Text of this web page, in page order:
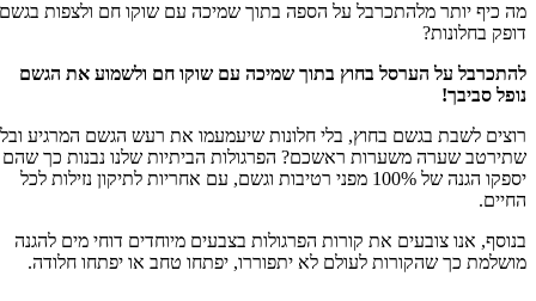
מה כיף יותר מלהתכרבל על הספה בתוך שמיכה עם שוקו חם ולצפות בגשם
דופק בחלונות?
להתכרבל על הערסל בחוץ בתוך שמיכה עם שוקו חם ולשמוע את הגשם
נופל סביבך!
רוצים לשבת בגשם בחוץ, בלי חלונות שיעמעמו את רעש הגשם המרגיע ובלי
שתירטב שערה משערות ראשכם? הפרגולות הביתיות שלנו נבנות כך שהם
יספקו הגנה של 100% מפני רטיבות וגשם, עם אחריות לתיקון נזילות לכל
החיים.
בנוסף, אנו צובעים את קורות הפרגולות בצבעים מיוחדים דוחי מים להגנה
מושלמת כך שהקורות לעולם לא יתפוררו, יפתחו טחב או יפתחו חלודה.